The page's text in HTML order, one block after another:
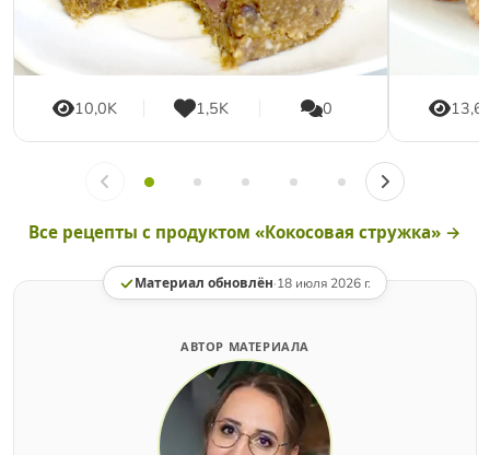
10,0K 1,5K 0
Все рецепты с продуктом «Кокосовая стружка» →
Материал обновлён·18 июля 2026 г.
АВТОР МАТЕРИАЛА